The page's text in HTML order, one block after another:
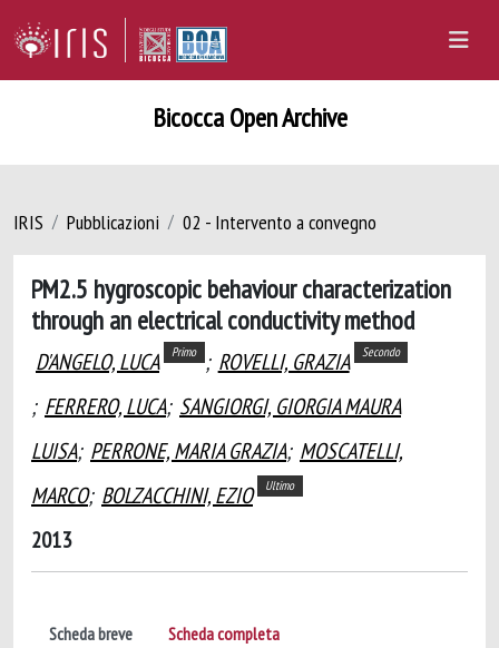
Bicocca Open Archive
IRIS Pubblicazioni 02 - Intervento a convegno
PM2.5 hygroscopic behaviour characterization
through an electrical conductivity method
D'ANGELO, LUCA Primo ; ROVELLI, GRAZIA Secondo
; FERRERO, LUCA; SANGIORGI, GIORGIA MAURA
LUISA; PERRONE, MARIA GRAZIA; MOSCATELLI,
MARCO; BOLZACCHINI, EZIO Ultimo
2013
Scheda breve Scheda completa